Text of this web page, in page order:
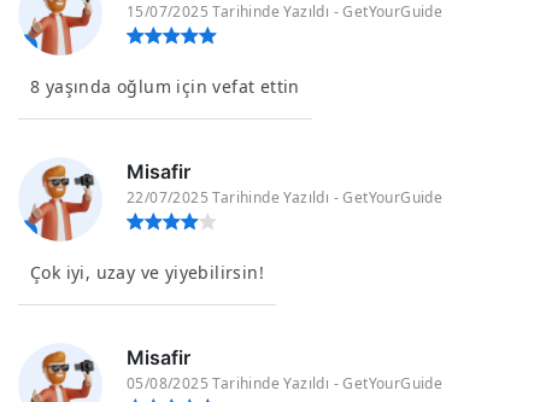
15/07/2025 Tarihinde Yazıldı - GetYourGuide
8 yaşında oğlum için vefat ettin
Misafir
22/07/2025 Tarihinde Yazıldı - GetYourGuide
Çok iyi, uzay ve yiyebilirsin!
Misafir
05/08/2025 Tarihinde Yazıldı - GetYourGuide